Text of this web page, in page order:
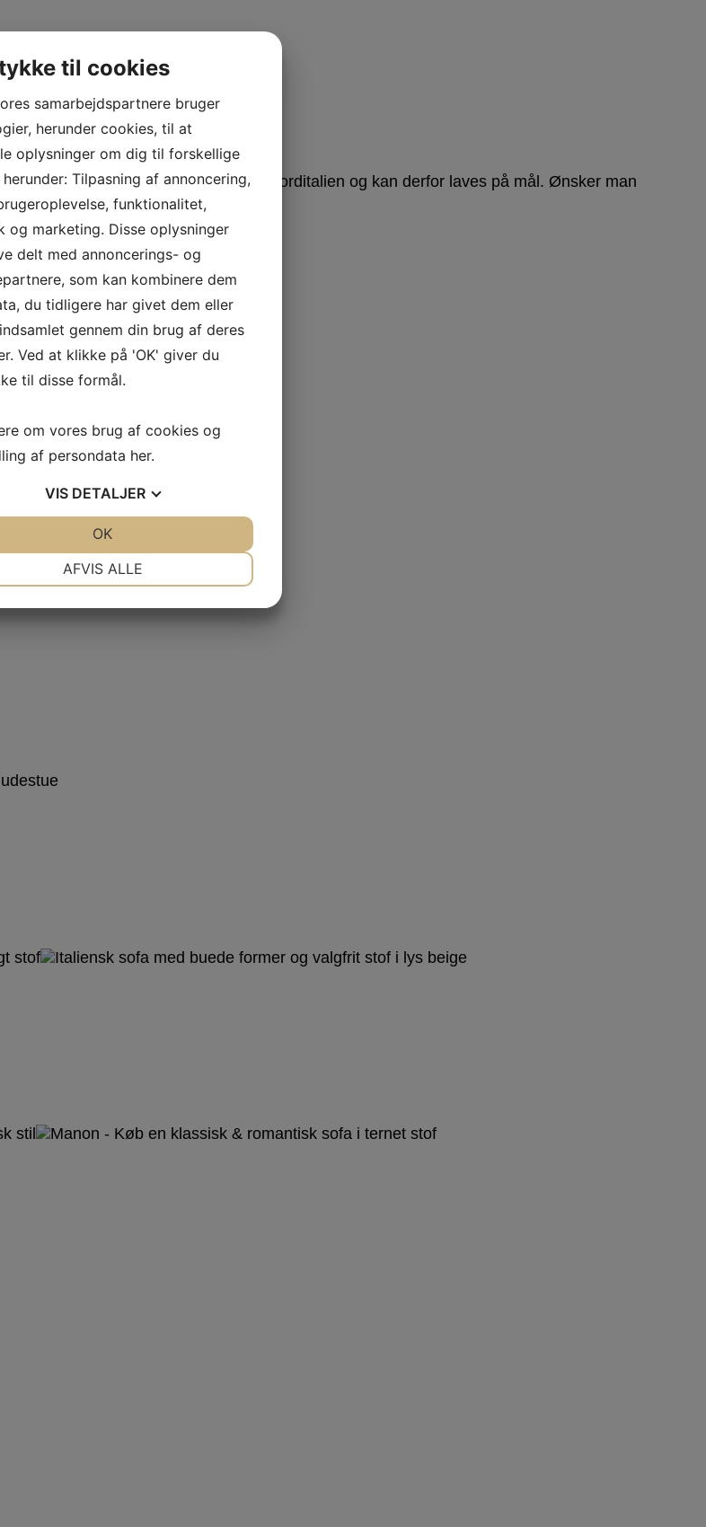
Sofaen er bygget af Antoni i Norditalien og kan derfor laves på mål. Ønsker man
mulighed.
til cookies
samarbejdspartnere bruger
herunder cookies, til at
oplysninger om dig til forskellige
Tilpasning af annoncering,
funktionalitet,
og marketing. Disse oplysninger
delt med annoncerings- og
som kan kombinere dem
du tidligere har givet dem eller
gennem din brug af deres
Ved at klikke på 'OK' giver du
til disse formål.
om vores brug af cookies og
af persondata her.
VIS DETALJER
AFVIS ALLE
OK